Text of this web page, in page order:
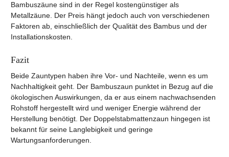
Bambuszäune sind in der Regel kostengünstiger als
Metallzäune. Der Preis hängt jedoch auch von verschiedenen
Faktoren ab, einschließlich der Qualität des Bambus und der
Installationskosten.
Fazit
Beide Zauntypen haben ihre Vor- und Nachteile, wenn es um
Nachhaltigkeit geht. Der Bambuszaun punktet in Bezug auf die
ökologischen Auswirkungen, da er aus einem nachwachsenden
Rohstoff hergestellt wird und weniger Energie während der
Herstellung benötigt. Der Doppelstabmattenzaun hingegen ist
bekannt für seine Langlebigkeit und geringe
Wartungsanforderungen.